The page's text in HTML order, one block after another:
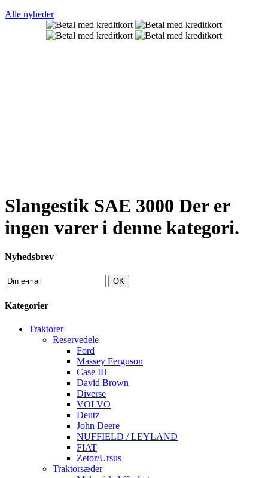
Alle nyheder
Slangestik SAE 3000 Der er
ingen varer i denne kategori.
Nyhedsbrev
OK
Kategorier
Traktorer
Reservedele
Ford
Massey Ferguson
Case IH
David Brown
Diverse
VOLVO
Deutz
John Deere
NUFFIELD / LEYLAND
FIAT
Zetor/Ursus
Traktorsæder